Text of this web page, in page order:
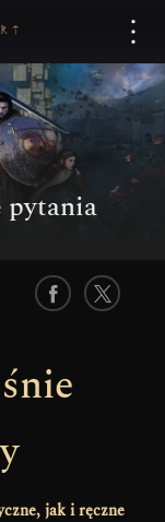
pytania
F
e
b
X
jak i ręczne